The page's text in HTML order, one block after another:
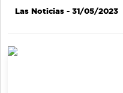
Las Noticias - 31/05/2023